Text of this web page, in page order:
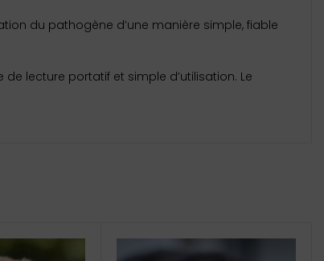
du pathogène d’une manière simple, fiable
lecture portatif et simple d’utilisation. Le